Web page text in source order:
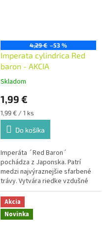
4,29 € –53 %
Imperata cylindrica Red
baron - AKCIA
Skladom
1,99 €
Jednotková
cena:
1,99 € / 1 ks
Do košíka
Imperáta ´Red Baron´
pochádza z Japonska. Patrí
medzi najvýraznejšie sfarbené
trávy. Vytvára riedke vzdušné
trsovité porasty, ktoré sú na jar
svetlozelené, avšak od júna sa
začínajú postupne sfarbovať do
červena. Na jeseň vynikne
Akcia
Novinka